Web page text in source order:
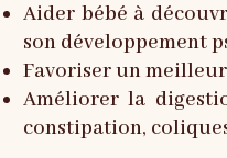
Aider bébé à
son développement
Favoriser un
Améliorer la
constipation,